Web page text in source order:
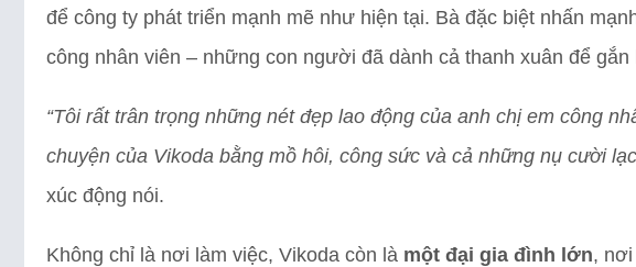
để công ty phát triển mạnh mẽ như hiện tại. Bà đặc biệt nhấn
công nhân viên – những con người đã dành cả thanh xuân để gắn
“Tôi rất trân trọng những nét đẹp lao động của anh chị em công
chuyện của Vikoda bằng mồ hôi, công sức và cả những nụ cười
xúc động nói.
Không chỉ là nơi làm việc, Vikoda còn là một đại gia đình lớn, nơi